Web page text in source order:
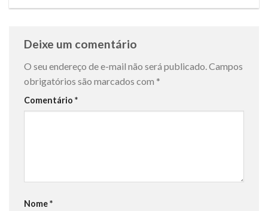
Deixe um comentário
O seu endereço de e-mail não será publicado.Campos
obrigatórios são marcados com *
Comentário *
Nome*